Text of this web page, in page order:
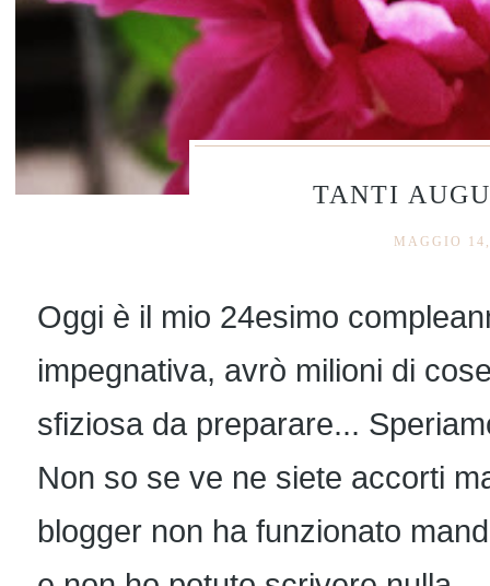
TANTI
MAGGIO
Oggi è il mio 24esimo
impegnativa, avrò milioni di
sfiziosa da preparare...
Non so se ve ne siete accorti
blogger non ha funzionato